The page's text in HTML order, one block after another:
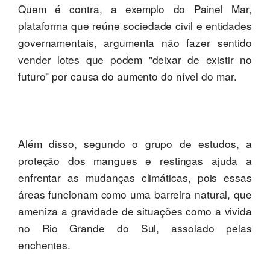
Quem é contra, a exemplo do Painel Mar,
plataforma que reúne sociedade civil e entidades
governamentais, argumenta não fazer sentido
vender lotes que podem "deixar de existir no
futuro" por causa do aumento do nível do mar.
Além disso, segundo o grupo de estudos, a
proteção dos mangues e restingas ajuda a
enfrentar as mudanças climáticas, pois essas
áreas funcionam como uma barreira natural, que
ameniza a gravidade de situações como a vivida
no Rio Grande do Sul, assolado pelas
enchentes.